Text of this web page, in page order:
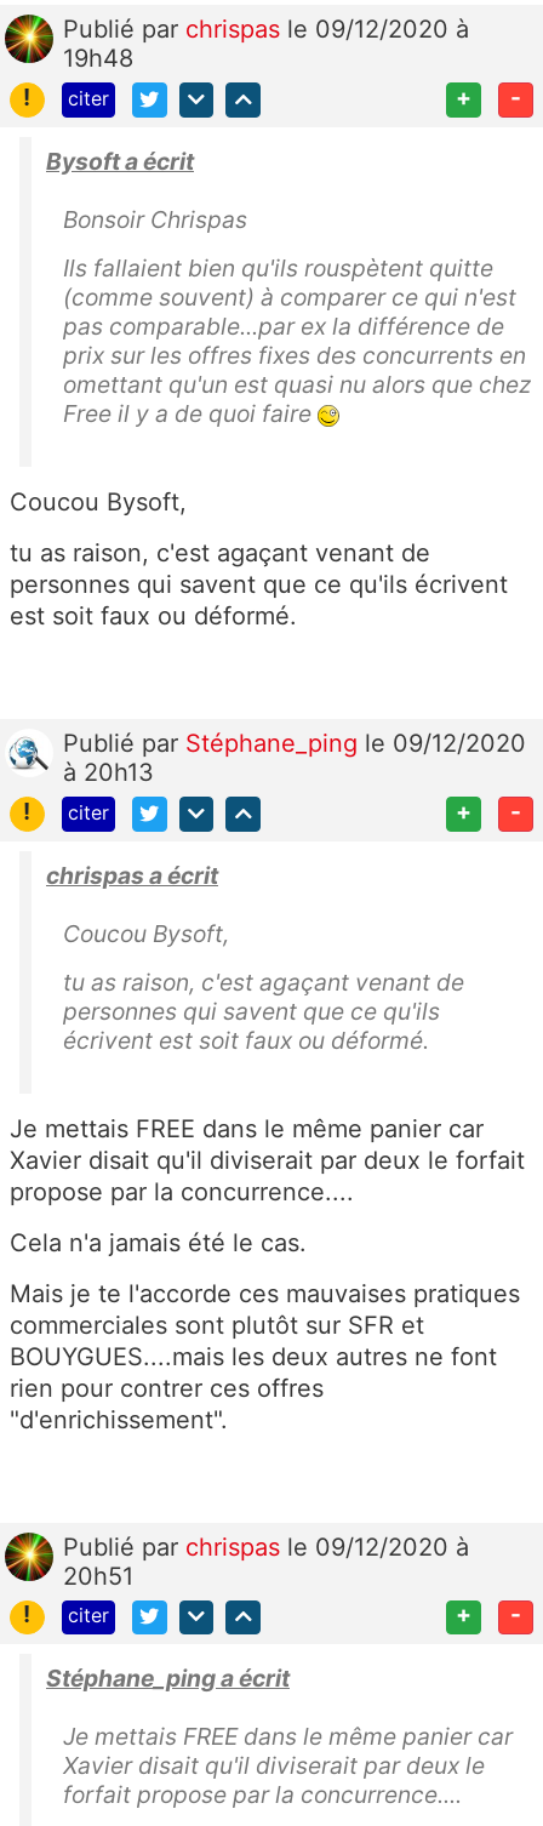
Publié par chrispas le 09/12/2020 à
19h48
!
citer + -
Bysoft a écrit
Bonsoir Chrispas
Ils fallaient bien qu'ils rouspètent quitte
(comme souvent) à comparer ce qui n'est
pas comparable...par ex la différence de
prix sur les offres fixes des concurrents en
omettant qu'un est quasi nu alors que chez
Free il y a de quoi faire
Coucou Bysoft,
tu as raison, c'est agaçant venant de
personnes qui savent que ce qu'ils écrivent
est soit faux ou déformé.
Publié par Stéphane_ping le 09/12/2020
à 20h13
!
citer + -
chrispas a écrit
Coucou Bysoft,
tu as raison, c'est agaçant venant de
personnes qui savent que ce qu'ils
écrivent est soit faux ou déformé.
Je mettais FREE dans le même panier car
Xavier disait qu'il diviserait par deux le forfait
propose par la concurrence....
Cela n'a jamais été le cas.
Mais je te l'accorde ces mauvaises pratiques
commerciales sont plutôt sur SFR et
BOUYGUES....mais les deux autres ne font
rien pour contrer ces offres
"d'enrichissement".
Publié par chrispas le 09/12/2020 à
20h51
!
citer + -
Stéphane_ping a écrit
Je mettais FREE dans le même panier car
Xavier disait qu'il diviserait par deux le
forfait propose par la concurrence....